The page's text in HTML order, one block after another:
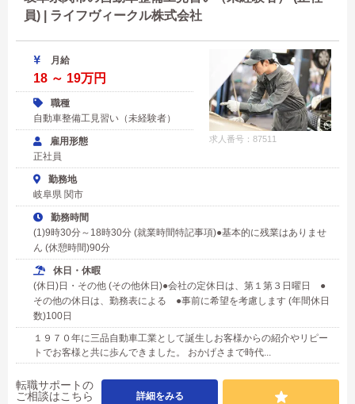
員) | ライフヴィークル株式会社
求人番号：87511
月給
18 ～ 19万円
職種
自動車整備工見習い（未経験者）
雇用形態
正社員
勤務地
岐阜県 関市
勤務時間
(1)9時30分～18時30分 (就業時間特記事項)●基本的に残業はありませ
ん (休憩時間)90分
休日・休暇
(休日)日・その他 (その他休日)●会社の定休日は、第１第３日曜日 ●
その他の休日は、勤務表による ●事前に希望を考慮します (年間休日
数)100日
１９７０年に三品自動車工業として誕生しお客様からの紹介やリピー
トでお客様と共に歩んできました。 おかげさまで時代...
転職サポートの
ご相談はこちら
詳細をみる